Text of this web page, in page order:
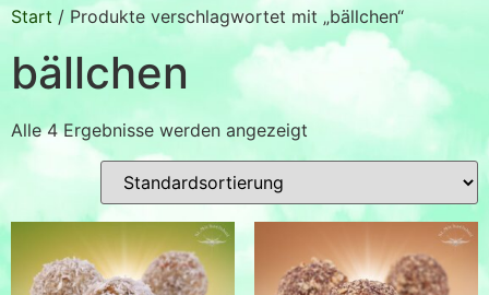
Start / Produkte verschlagwortet mit „bällchen“
bällchen
Alle 4 Ergebnisse werden angezeigt